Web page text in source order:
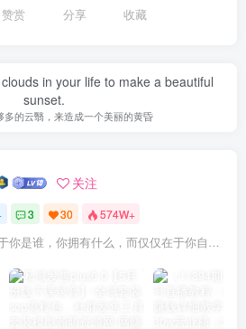
赞赏 分享 收藏
in your life to make a beautiful
sunset.
多的云翳，来造成一个美丽的黄昏
关注
3 30 574W+
幸福不在于你是谁，你拥有什么，而仅仅在于你自己怎么看待